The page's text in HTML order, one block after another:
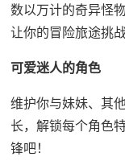
数以万计的奇异怪
让你的冒险旅途挑
可爱迷人的角色
维护你与妹妹、其
长，解锁每个角色
锋吧！